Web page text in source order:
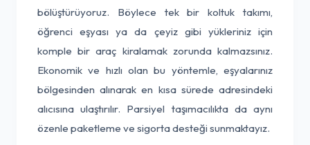
bölüştürüyoruz. Böylece tek bir koltuk takımı,
öğrenci eşyası ya da çeyiz gibi yükleriniz için
komple bir araç kiralamak zorunda kalmazsınız.
Ekonomik ve hızlı olan bu yöntemle, eşyalarınız
bölgesinden alınarak en kısa sürede adresindeki
alıcısına ulaştırılır. Parsiyel taşımacılıkta da aynı
özenle paketleme ve sigorta desteği sunmaktayız.